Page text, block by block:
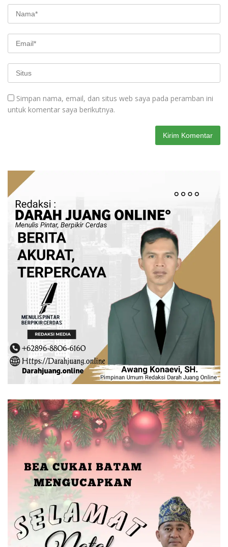
Simpan nama, email, dan situs web saya pada peramban ini
untuk komentar saya berikutnya.